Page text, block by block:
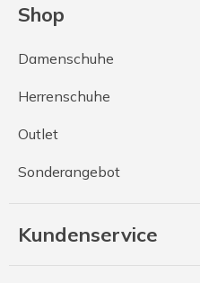
Shop
Damenschuhe
Herrenschuhe
Outlet
Sonderangebot
Kundenservice